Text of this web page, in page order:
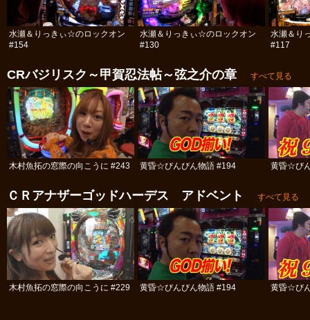
水瀬＆りっきぃ☆のロックオン
#154
水瀬＆りっきぃ☆のロックオン
#130
水瀬＆り
#117
CRバジリスク～甲賀忍法帖～弦之介の章 すべて見る
木村魚拓の窓際の向こうに #243 黄昏☆びんびん物語 #194 黄昏☆び
ＣＲアナザーゴッドハーデス アドベント すべて見る
木村魚拓の窓際の向こうに #229 黄昏☆びんびん物語 #194 黄昏☆び